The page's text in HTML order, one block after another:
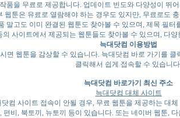
품을 무료로 제공합니다. 업데이트 빈도와 다양성이 뛰
웹툰은 유료로 열람해야 하는 경우도 있지만, 무료로도
말고도 이미 완결된 웹툰도 찾아볼 수 있으며, 제목 필
의 사이트에서 제공되는 웹툰들도 찾아볼 수 있으며, 다
늑대닷컴 이용방법
면 웹툰을 감상할 수 있습니다. 늑대닷컴 바로 가기를
클릭해서 쉽게 접속할 수 있습니
늑대닷컴 바로가기 최신 주소
늑대닷컴 대체 사이트
닷컴 사이트 접속이 안될 경우, 무료 웹툰을 제공하는 대
펀비, 북토끼, 뉴토끼 등이 있습니다. 또는 네이버 웹툰,